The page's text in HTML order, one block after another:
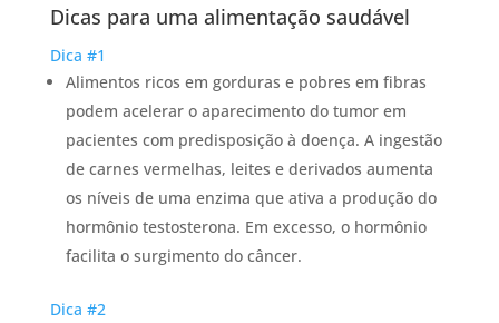
Dicas para uma alimentação saudável
Dica #1
Alimentos ricos em gorduras e pobres em fibras
podem acelerar o aparecimento do tumor em
pacientes com predisposição à doença. A ingestão
de carnes vermelhas, leites e derivados aumenta
os níveis de uma enzima que ativa a produção do
hormônio testosterona. Em excesso, o hormônio
facilita o surgimento do câncer.
Dica #2